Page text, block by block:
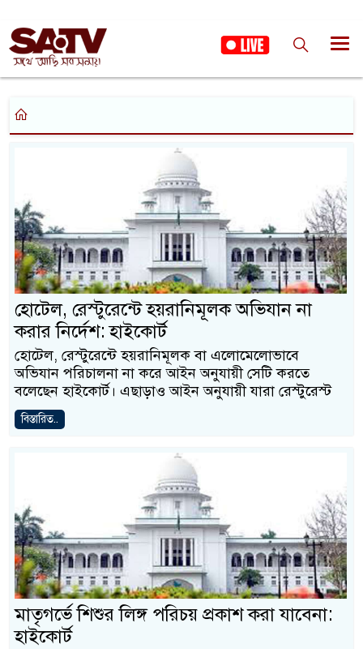
হোটেল, রেস্টুরেন্টে হয়রানিমূলক অভিযান না
করার নির্দেশ: হাইকোর্ট
হোটেল, রেস্টুরেন্টে হয়রানিমূলক বা এলোমেলোভাবে
অভিযান পরিচালনা না করে আইন অনুযায়ী সেটি করতে
বলেছেন হাইকোর্ট। এছাড়াও আইন অনুযায়ী যারা রেস্টুরেস্ট
বিস্তারিত..
মাতৃগর্ভে শিশুর লিঙ্গ পরিচয় প্রকাশ করা যাবেনা:
হাইকোর্ট